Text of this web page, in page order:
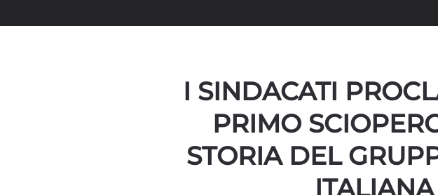
I SINDACATI
PRIMO
STORIA DEL
ITALIANA